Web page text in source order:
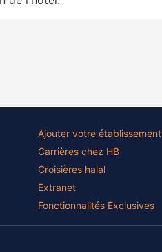
Ajouter votre établissement
Carrières chez HB
Croisières halal
Extranet
Fonctionnalités Exclusives